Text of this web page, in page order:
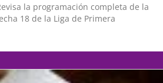
la programación completa de la
18 de la Liga de Primera